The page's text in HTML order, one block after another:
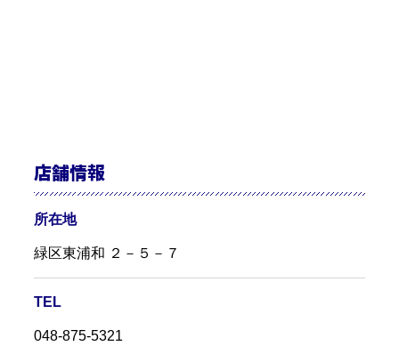
店舗情報
所在地
緑区東浦和 ２－５－７
TEL
048-875-5321